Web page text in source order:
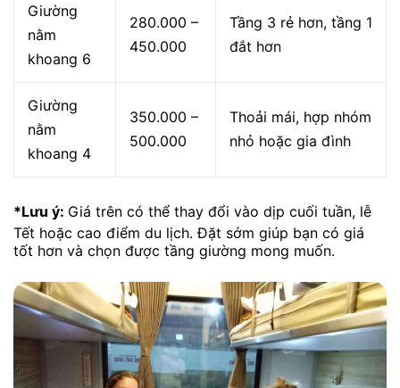
Giường
nằm
khoang 6
280.000 –
450.000
Tầng 3 rẻ hơn, tầng 1
đắt hơn
Giường
nằm
khoang 4
350.000 –
500.000
Thoải mái, hợp nhóm
nhỏ hoặc gia đình
*Lưu ý: Giá trên có thể thay đổi vào dịp cuối tuần, lễ
Tết hoặc cao điểm du lịch. Đặt sớm giúp bạn có giá
tốt hơn và chọn được tầng giường mong muốn.